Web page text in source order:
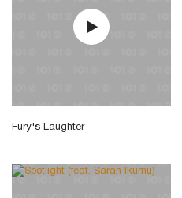
Fury's Laughter